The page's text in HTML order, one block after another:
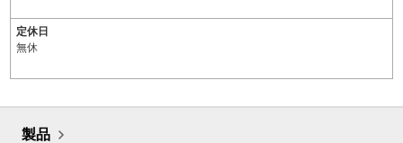
定休日
無休
製品